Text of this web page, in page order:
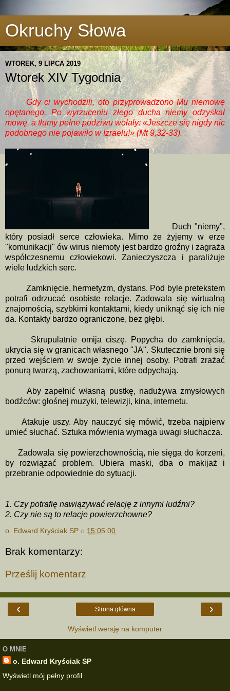
Okruchy Słowa
WTOREK, 9 LIPCA 2019
Wtorek XIV Tygodnia
Gdy ci wychodzili, oto przyprowadzono Mu niemowę
opętanego. Po wyrzuceniu złego ducha niemy odzyskał
mowę, a tłumy pełne podziwu wołały: «Jeszcze się nigdy nic
podobnego nie pojawiło w Izraelu!» (Mt 9,32-33).
Duch "niemy",
który posiadł serce człowieka. Mimo że żyjemy w erze
"komunikacji" ów wirus niemoty jest bardzo groźny i zagraża
współczesnemu człowiekowi. Zanieczyszcza i paraliżuje
wiele ludzkich serc.
Zamknięcie, hermetyzm, dystans. Pod byle pretekstem
potrafi odrzucać osobiste relacje. Zadowala się wirtualną
znajomością, szybkimi kontaktami, kiedy uniknąć się ich nie
da. Kontakty bardzo ograniczone, bez głębi.
Skrupulatnie omija ciszę. Popycha do zamknięcia,
ukrycia się w granicach własnego "JA". Skutecznie broni się
przed wejściem w swoje życie innej osoby. Potrafi zrażać
ponurą twarzą, zachowaniami, które odpychają.
Aby zapełnić własną pustkę, nadużywa zmysłowych
bodźców: głośnej muzyki, telewizji, kina, internetu.
Atakuje uszy. Aby nauczyć się mówić, trzeba najpierw
umieć słuchać. Sztuka mówienia wymaga uwagi słuchacza.
Zadowala się powierzchownością, nie sięga do korzeni,
by rozwiązać problem. Ubiera maski, dba o makijaż i
przebranie odpowiednie do sytuacji.
1. Czy potrafię nawiązywać relację z innymi ludźmi?
2. Czy nie są to relacje powierzchowne?
o. Edward Kryściak SP o 15:05:00
Brak komentarzy:
Prześlij komentarz
‹ ›
Strona główna
Wyświetl wersję na komputer
O MNIE
o. Edward Kryściak SP
Wyświetl mój pełny profil